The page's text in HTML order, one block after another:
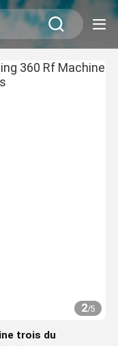
2/5
trois du